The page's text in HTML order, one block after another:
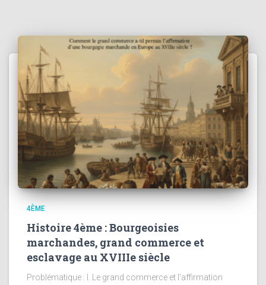
4ÈME
Histoire 4ème : Bourgeoisies
marchandes, grand commerce et
esclavage au XVIIIe siècle
Problématique : I. Le grand commerce et l’affirmation